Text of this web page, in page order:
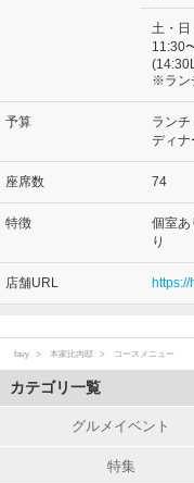
土・日
11:30
※ラン
予算 ランチ
ディナ
座席数 74
特徴
個室あ
り
店舗URL https://
favy 本家比内邸 コースメニュー
カテゴリ一覧
グルメイベント
特集